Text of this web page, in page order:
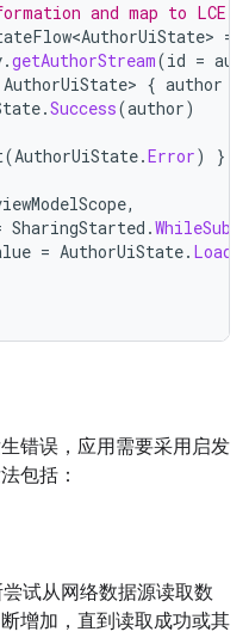
and map to LCE
=
.getAuthorStream(id =
AuthorUiState> { author
.Success(author)
(AuthorUiState.Error)
}
,
SharingStarted .
= AuthorUiState.
错误，应用需要采用启发
包括：
试从网络数据源读取数
增加，直到读取成功或其